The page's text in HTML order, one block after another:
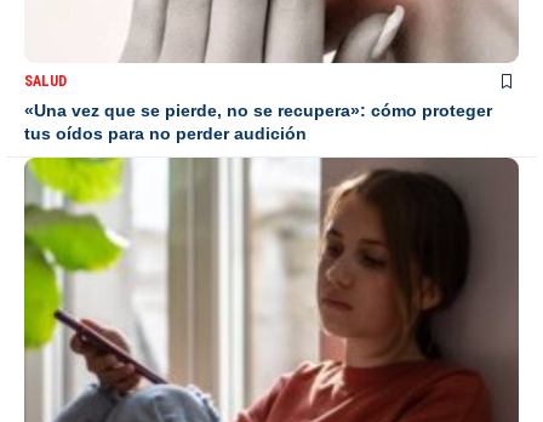
SALUD
«Una vez que se pierde, no se recupera»: cómo proteger
tus oídos para no perder audición